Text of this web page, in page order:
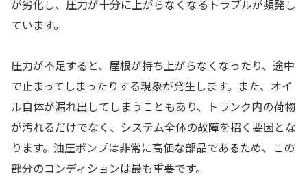
が劣化し、圧力が十分に上がらなくなるトラブルが頻発し
ています。
圧力が不足すると、屋根が持ち上がらなくなったり、途中
で止まってしまったりする現象が発生します。また、オイ
ル自体が漏れ出してしまうこともあり、トランク内の荷物
が汚れるだけでなく、システム全体の故障を招く要因とな
ります。油圧ポンプは非常に高価な部品であるため、この
部分のコンディションは最も重要です。